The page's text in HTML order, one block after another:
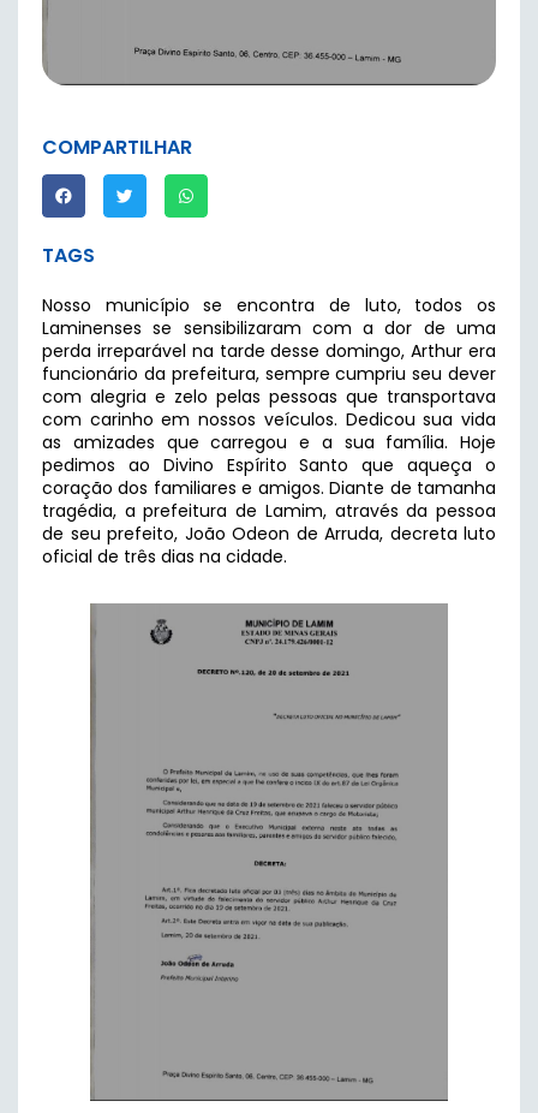
COMPARTILHAR
TAGS
Nosso município se encontra de luto, todos os
Laminenses se sensibilizaram com a dor de uma
perda irreparável na tarde desse domingo, Arthur era
funcionário da prefeitura, sempre cumpriu seu dever
com alegria e zelo pelas pessoas que transportava
com carinho em nossos veículos. Dedicou sua vida
as amizades que carregou e a sua família. Hoje
pedimos ao Divino Espírito Santo que aqueça o
coração dos familiares e amigos. Diante de tamanha
tragédia, a prefeitura de Lamim, através da pessoa
de seu prefeito, João Odeon de Arruda, decreta luto
oficial de três dias na cidade.